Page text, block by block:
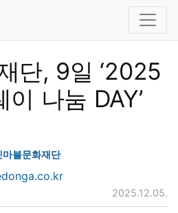
단, 9일 ‘2025
나눔 DAY’
마블문화재단
2025.12.05.